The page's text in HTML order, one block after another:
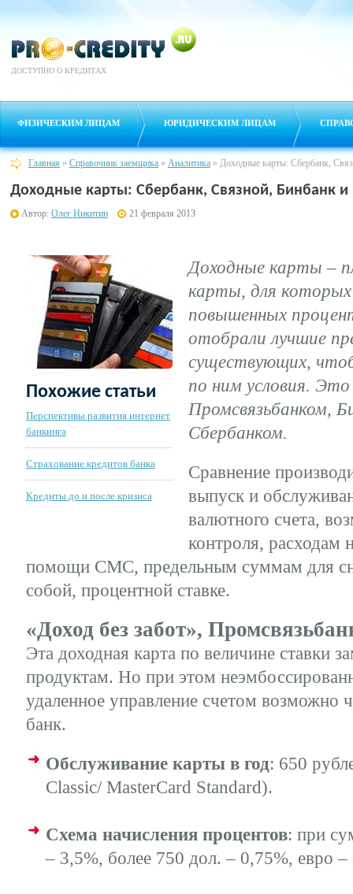
ДОСТУПНО О КРЕДИТАХ
ФИЗИЧЕСКИМ ЛИЦАМ ЮРИДИЧЕСКИМ ЛИЦАМ
Главная » Справочник заемщика » Аналитика » Доходные карты: Сбербанк,
Доходные карты: Сбербанк, Связной, Бинбанк и
Автор: Олег Никитин 21 февраля 2013
Похожие статьи
Перспективы развития интернет
банкинга
Страхование кредитов банка
Кредиты до и после кризиса
Доходные карты –
карты, для которых
повышенных
отобрали лучшие
существующих,
по ним условия.
Промсвязьбанком,
Сбербанком.
Сравнение
выпуск и
валютного счета,
контроля, расходам
помощи СМС, предельным суммам для
собой, процентной ставке.
«Доход без забот»,
Эта доходная карта по величине ставки
продуктам. Но при этом
удаленное управление счетом возможно
банк.
Обслуживание карты в год: 650
Classic/ MasterCard Standard).
Схема начисления процентов: при
– 3,5%, более 750 дол. – 0,75%, евро